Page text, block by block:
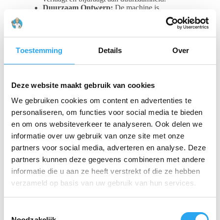
Toestemming Details Over
Deze website maakt gebruik van cookies
We gebruiken cookies om content en advertenties te
personaliseren, om functies voor social media te bieden
en om ons websiteverkeer te analyseren. Ook delen we
informatie over uw gebruik van onze site met onze
partners voor social media, adverteren en analyse. Deze
partners kunnen deze gegevens combineren met andere
informatie die u aan ze heeft verstrekt of die ze hebben
verzameld op basis van uw gebruik van hun services.
Duurzaam Ontwerp: De machine is
20% gerecycled
, wat je ecologische voetafdruk
Gebruiksvriendelijk en Snel Opgeladen
optimaal gebruiksgemak. De bediening en het
krachtige NX300-acculevert tot 80 minuten
werktijd. Bovendien is de accu in slechts 1 uur voor
80% opgeladen, en in 2 uur voor 100%, zodat je snel
weer aan de slag kunt.
Met een schoonwatertank van2,2 literen een
vuilwatertank van3,0 literis de machine perfect
afgestemd op de behoeften van compacte en
middelgrote ruimtes. DeNumatic NuClean Compact
440NX Flexis een investering in kwaliteit en